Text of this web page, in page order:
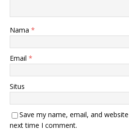
Nama *
Email *
Situs
Save my name, email, and
next time I comment.